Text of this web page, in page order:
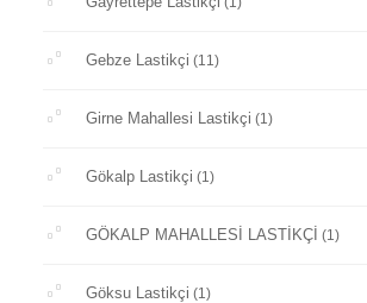
Gebze Lastikçi (11)
Girne Mahallesi Lastikçi (1)
Gökalp Lastikçi (1)
GÖKALP MAHALLESİ LASTİKÇİ (1)
Göksu Lastikçi (1)